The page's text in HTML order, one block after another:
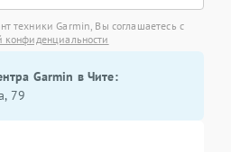
техники Garmin, Вы соглашаетесь с
конфиденциальности
Garmin в Чите:
79